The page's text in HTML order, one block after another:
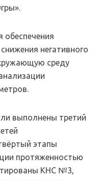
обеспечения
негативного
среду
выполнены третий
этапы
протяженностью
КНС №3,